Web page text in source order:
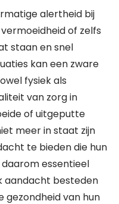
alertheid bij
of zelfs
staan en snel
kan een zware
fysiek als
van zorg in
of uitgeputte
meer in staat zijn
te bieden die hun
essentieel
aandacht besteden
gezondheid van hun